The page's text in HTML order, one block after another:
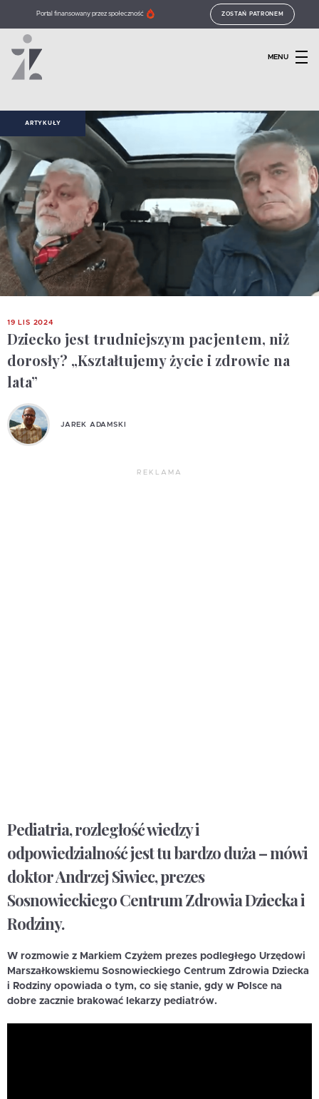
Portal finansowany przez społeczność ZOSTAŃ PATRONEM
MENU
ARTYKUŁY
19 LIS 2024
Dziecko jest trudniejszym pacjentem, niż
dorosły? „Kształtujemy życie i zdrowie na
lata”
JAREK ADAMSKI
REKLAMA
Pediatria, rozległość wiedzy i
odpowiedzialność jest tu bardzo duża – mówi
doktor Andrzej Siwiec, prezes
Sosnowieckiego Centrum Zdrowia Dziecka i
Rodziny.
W rozmowie z Markiem Czyżem prezes podległego Urzędowi
Marszałkowskiemu Sosnowieckiego Centrum Zdrowia Dziecka
i Rodziny opowiada o tym, co się stanie, gdy w Polsce na
dobre zacznie brakować lekarzy pediatrów.